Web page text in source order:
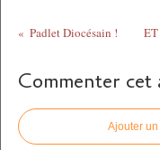
Padlet Diocésain !
Commenter cet
Ajouter